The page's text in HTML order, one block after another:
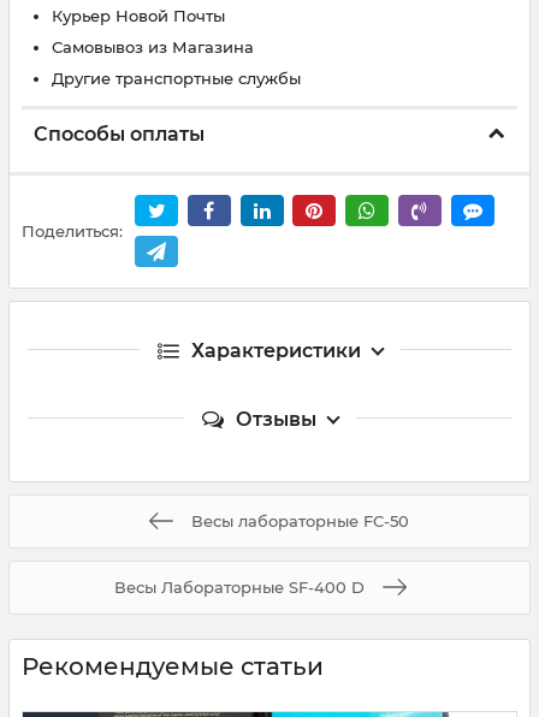
Курьер Новой Почты
Самовывоз из Магазина
Другие транспортные службы
Способы оплаты
Поделиться:
Характеристики
Отзывы
Весы лабораторные FC-50
Весы Лабораторные SF-400 D
Рекомендуемые статьи